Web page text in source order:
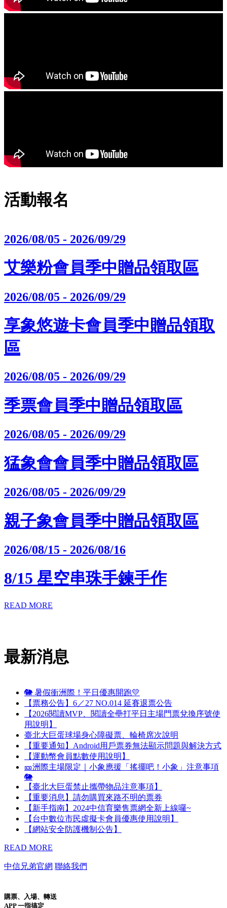
活動報名
2026/08/05 - 2026/09/29
艾樂粉會員季中贈品領取區
2026/08/05 - 2026/09/29
享象悠遊卡會員季中贈品領取
區
2026/08/05 - 2026/09/29
季票會員季中贈品領取區
2026/08/05 - 2026/09/29
猛象會會員季中贈品領取區
2026/08/05 - 2026/09/29
親子象會員季中贈品領取區
2026/08/15 - 2026/08/16
8/15 星空串珠手鍊手作
READ MORE
最新消息
🐘 暑假衝洲際！平日優惠開跑💛
【票務公告】6／27 NO.014 延賽退票公告
【2026閱讀MVP、閱讀全壘打平日主場門票兌換序號使
用說明】
臺北大巨蛋球場身心障礙票、輪椅席次說明
【重要通知】Android用戶票券無法顯示問題與解決方式
【運動幣會員點數使用說明】
🎫洲際主場限定｜小象應援「搖擺吧！小象」注意事項
🐘
【臺北大巨蛋禁止攜帶物品注意事項】
【重要消息】請勿購買來路不明的票券
【新手指南】2024中信育樂售票網全新上線囉~
【台中數位市民虛擬卡會員優惠使用說明】
【網站安全防護機制公告】
READ MORE
中信兄弟官網 聯絡我們
購票、入場、轉送
APP 一指搞定